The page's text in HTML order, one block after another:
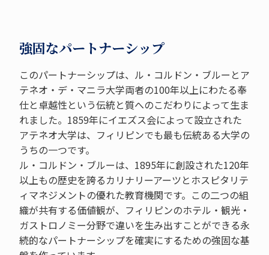
強固なパートナーシップ
このパートナーシップは、ル・コルドン・ブルーとア
テネオ・デ・マニラ大学両者の100年以上にわたる奉
仕と卓越性という伝統と質へのこだわりによって生ま
れました。1859年にイエズス会によって設立された
アテネオ大学は、フィリピンでも最も伝統ある大学の
うちの一つです。
ル・コルドン・ブルーは、1895年に創設された120年
以上もの歴史を誇るカリナリーアーツとホスピタリテ
ィマネジメントの優れた教育機関です。この二つの組
織が共有する価値観が、フィリピンのホテル・観光・
ガストロノミー分野で違いを生み出すことができる永
続的なパートナーシップを確実にするための強固な基